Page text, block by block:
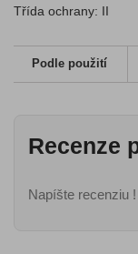
Třída ochrany: II
Podle použití
Recenze
Napíšte recenziu !